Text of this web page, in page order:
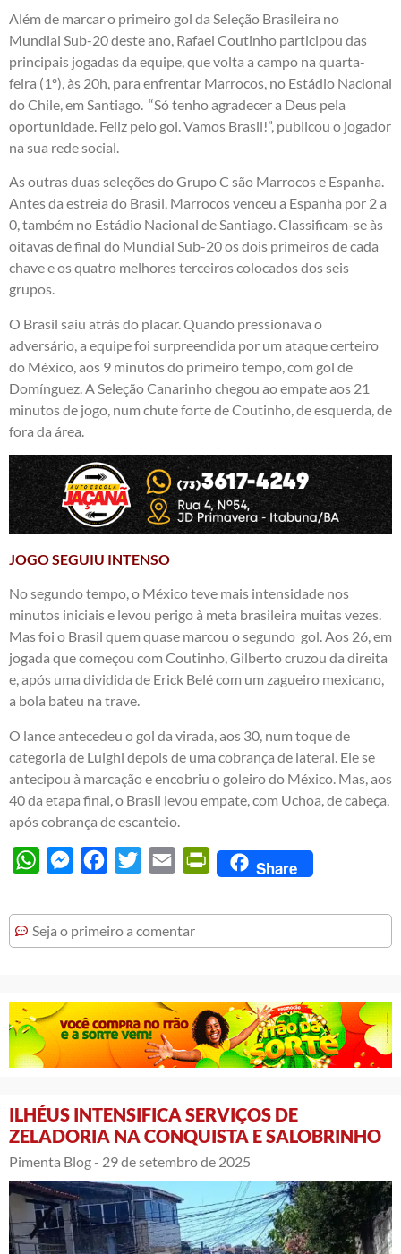
Além de marcar o primeiro gol da Seleção Brasileira no
Mundial Sub-20 deste ano, Rafael Coutinho participou das
principais jogadas da equipe, que volta a campo na quarta-
feira (1º), às 20h, para enfrentar Marrocos, no Estádio Nacional
do Chile, em Santiago. “Só tenho agradecer a Deus pela
oportunidade. Feliz pelo gol. Vamos Brasil!”, publicou o jogador
na sua rede social.
As outras duas seleções do Grupo C são Marrocos e Espanha.
Antes da estreia do Brasil, Marrocos venceu a Espanha por 2 a
0, também no Estádio Nacional de Santiago. Classificam-se às
oitavas de final do Mundial Sub-20 os dois primeiros de cada
chave e os quatro melhores terceiros colocados dos seis
grupos.
O Brasil saiu atrás do placar. Quando pressionava o
adversário, a equipe foi surpreendida por um ataque certeiro
do México, aos 9 minutos do primeiro tempo, com gol de
Domínguez. A Seleção Canarinho chegou ao empate aos 21
minutos de jogo, num chute forte de Coutinho, de esquerda, de
fora da área.
JOGO SEGUIU INTENSO
No segundo tempo, o México teve mais intensidade nos
minutos iniciais e levou perigo à meta brasileira muitas vezes.
Mas foi o Brasil quem quase marcou o segundo gol. Aos 26, em
jogada que começou com Coutinho, Gilberto cruzou da direita
e, após uma dividida de Erick Belé com um zagueiro mexicano,
a bola bateu na trave.
O lance antecedeu o gol da virada, aos 30, num toque de
categoria de Luighi depois de uma cobrança de lateral. Ele se
antecipou à marcação e encobriu o goleiro do México. Mas, aos
40 da etapa final, o Brasil levou empate, com Uchoa, de cabeça,
após cobrança de escanteio.
WhatsAppMessengerFacebook
Twitter Email PrintFriendly
Share
Seja o primeiro a comentar
ILHÉUS INTENSIFICA SERVIÇOS DE
ZELADORIA NA CONQUISTA E SALOBRINHO
Pimenta Blog - 29 de setembro de 2025